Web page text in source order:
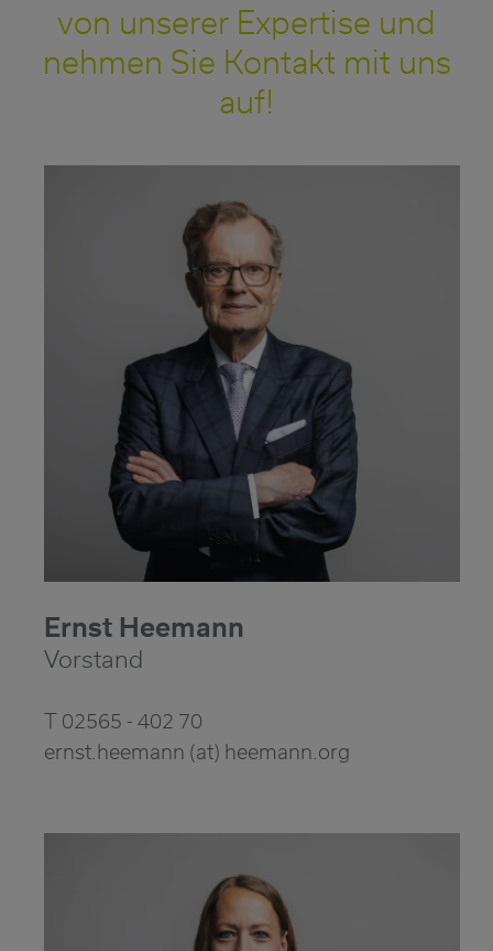
von unserer Expertise und
nehmen Sie Kontakt mit uns
auf!
Ernst Heemann
Vorstand
T 02565 - 402 70
ernst.heemann (at) heemann.org